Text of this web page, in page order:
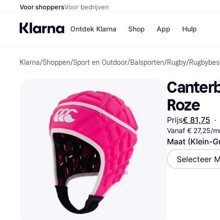
Voor shoppersVoor bedrijven
Ontdek Klarna Shop
Winkels
Bol
H&M
Kruidvat
App Hulp
Klarna/Shoppen/Sport en Outdoor/Balsporten/Rugby/
Roze
Prijs€ 81,75 ·
Vanaf € 27,25/
Maat (Klein-
Selecteer